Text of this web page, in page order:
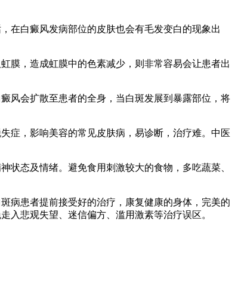
白癜风发病部位的皮肤也会有毛发变白的现象出
，造成虹膜中的色素减少，则非常容易会让患者出
会扩散至患者的全身，当白斑发展到暴露部位，将
，影响美容的常见皮肤病，易诊断，治疗难。中医
态及情绪。避免食用刺激较大的食物，多吃蔬菜、
病患者提前接受好的治疗，康复健康的身体，完美的
入悲观失望、迷信偏方、滥用激素等治疗误区。